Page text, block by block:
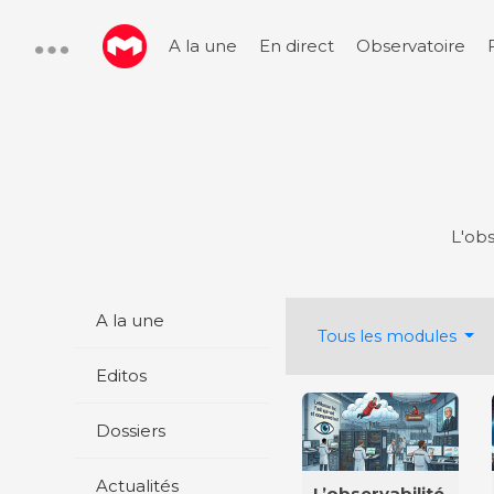
A la une En direct Observatoire
A la une
Editos
Dossiers
Actualités
Tous les modules